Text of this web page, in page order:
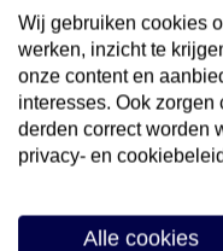
Wij gebruiken cookies
werken, inzicht te
onze content en
interesses. Ook zorgen
derden correct worden
privacy- en
Alle cookies